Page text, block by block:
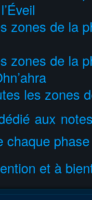
zones de la
zones de la
les zones
aux
chaque
et à